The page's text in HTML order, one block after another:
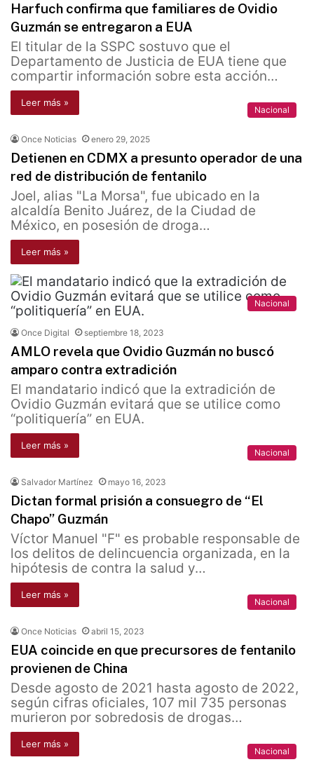
Harfuch confirma que familiares de Ovidio
Guzmán se entregaron a EUA
El titular de la SSPC sostuvo que el
Departamento de Justicia de EUA tiene que
compartir información sobre esta acción…
Leer más »
Nacional
Once Noticias enero 29, 2025
Detienen en CDMX a presunto operador de una
red de distribución de fentanilo
Joel, alias "La Morsa", fue ubicado en la
alcaldía Benito Juárez, de la Ciudad de
México, en posesión de droga…
Leer más »
Nacional
Once Digital septiembre 18, 2023
AMLO revela que Ovidio Guzmán no buscó
amparo contra extradición
El mandatario indicó que la extradición de
Ovidio Guzmán evitará que se utilice como
“politiquería” en EUA.
Leer más »
Nacional
Salvador Martínez mayo 16, 2023
Dictan formal prisión a consuegro de “El
Chapo” Guzmán
Víctor Manuel "F" es probable responsable de
los delitos de delincuencia organizada, en la
hipótesis de contra la salud y…
Leer más »
Nacional
Once Noticias abril 15, 2023
EUA coincide en que precursores de fentanilo
provienen de China
Desde agosto de 2021 hasta agosto de 2022,
según cifras oficiales, 107 mil 735 personas
murieron por sobredosis de drogas…
Leer más »
Nacional